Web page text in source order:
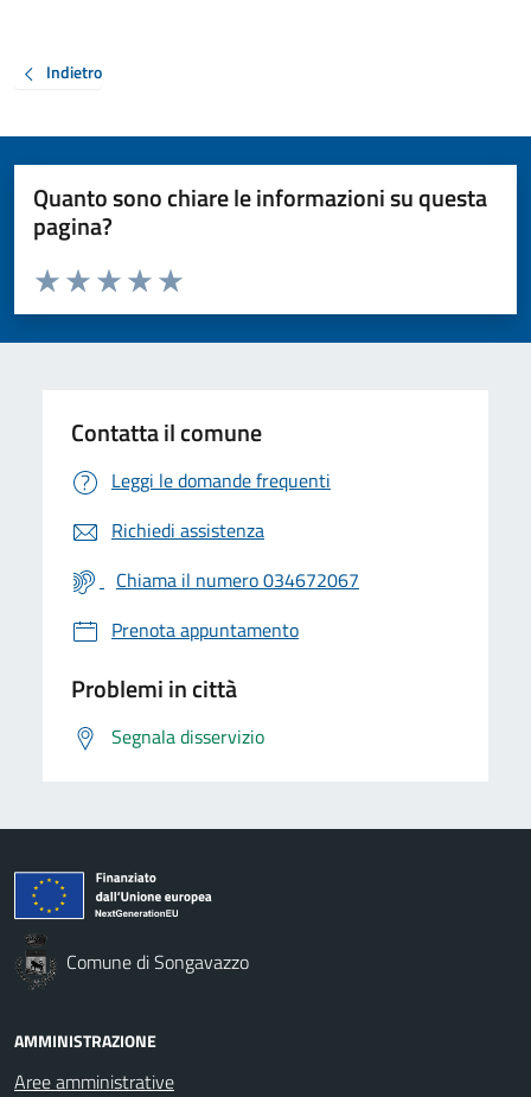
Indietro
Quanto sono chiare le informazioni su questa
pagina?
Valuta da 1 a 5 stelle la pagina
Valuta 5 stelle su 5
Valuta 4 stelle su 5
Valuta 3 stelle su 5
Valuta 2 stelle su 5
Valuta 1 stelle su 5
Contatta il comune
Leggi le domande frequenti
Richiedi assistenza
Chiama il numero 034672067
Prenota appuntamento
Problemi in città
Segnala disservizio
Comune di Songavazzo
AMMINISTRAZIONE
Aree amministrative